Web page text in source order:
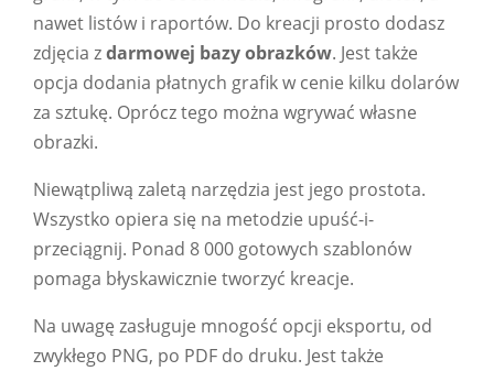
nawet listów i raportów. Do kreacji prosto dodasz
zdjęcia zdarmowej bazy obrazków. Jest także
opcja dodania płatnych grafik w cenie kilku dolarów
za sztukę. Oprócz tego można wgrywać własne
obrazki.
Niewątpliwą zaletą narzędzia jest jego prostota.
Wszystko opiera się na metodzie upuść-i-
przeciągnij. Ponad 8 000 gotowych szablonów
pomaga błyskawicznie tworzyć kreacje.
Na uwagę zasługuje mnogość opcji eksportu, od
zwykłego PNG, po PDF do druku. Jest także